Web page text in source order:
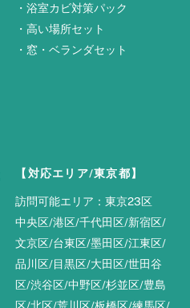
・浴室カビ対策パック
・高い場所セット
・ 窓・ベランダセット
【対応エリア/東京都】
訪問可能エリア：東京23区
中央区/港区/千代田区/新宿区/
文京区/台東区/墨田区/江東区/
品川区/目黒区/大田区/世田谷
区/渋谷区/中野区/杉並区/豊島